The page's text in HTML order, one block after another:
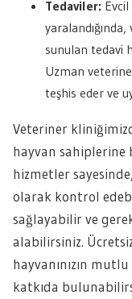
Tedaviler: Evcil
sunulan tedavi
Uzman
teşhis eder ve
Veteriner
hayvan sahiplerine
hizmetler sayesinde,
olarak kontrol
sağlayabilir ve
alabilirsiniz.
hayvanınızın
katkıda